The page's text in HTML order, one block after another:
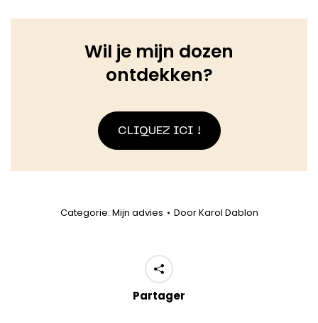
Wil je mijn dozen
ontdekken?
CLIQUEZ ICI !
Categorie: Mijn advies DoorKarol Dablon
Partager